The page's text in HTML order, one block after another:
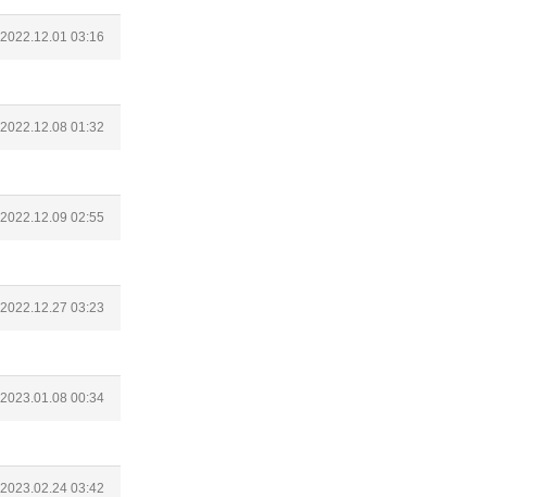
2022.12.01 03:16
2022.12.08 01:32
2022.12.09 02:55
2022.12.27 03:23
2023.01.08 00:34
2023.02.24 03:42